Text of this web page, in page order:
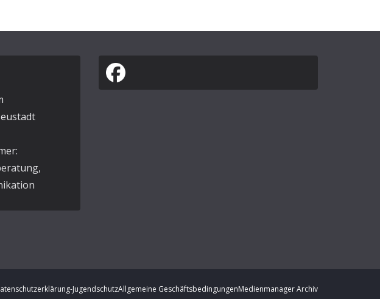
JugendschutzAllgemeine GeschäftsbedingungenMedienmanager Archiv